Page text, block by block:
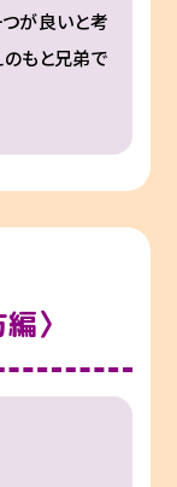
つが良いと考
のもと兄弟で
〉